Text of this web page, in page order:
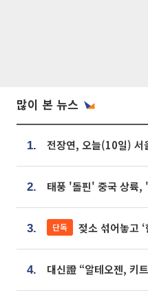
많이 본 뉴스
1.
2.
3. 단독 젖소 섞어놓고 ‘한우
4.